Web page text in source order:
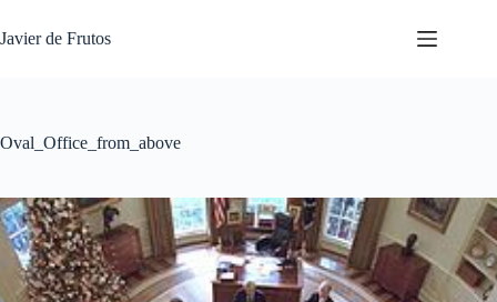
al
contenido
Javier de Frutos
Oval_Office_from_above